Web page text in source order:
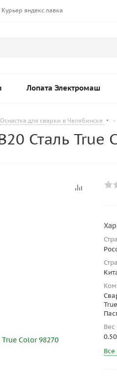
Курьер яндекс лавка
Лопата Электромаш
Оснастка для сварки в Челябинске -
Сталь True
Вес
Все